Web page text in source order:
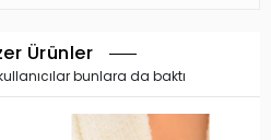
Ürünler
bunlara da baktı